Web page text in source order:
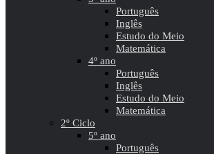
Português
Inglês
Estudo do Meio
Matemática
4º ano
Português
Inglês
Estudo do Meio
Matemática
2º Ciclo
5º ano
Português